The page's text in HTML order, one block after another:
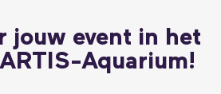
jouw event in het
Aquarium!